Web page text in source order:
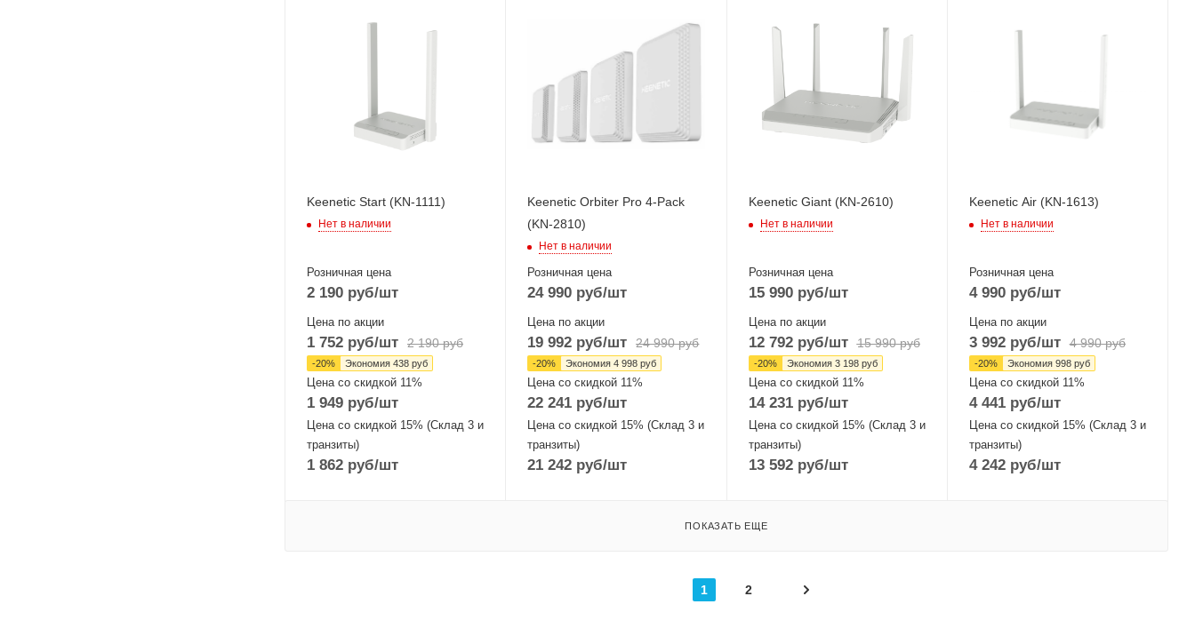
2.4 ГГц 802.11b/g/n
MIMO2x2
Keenetic Start (KN-1111)
Нет в наличии
Розничная цена
2 190 руб/шт
Цена по акции
1 752 руб/шт 2 190руб
-20% Экономия 438 руб
Цена со скидкой 11%
1 949 руб/шт
Цена со скидкой 15% (Склад 3 и
транзиты)
1 862 руб/шт
Keenetic Orbiter Pro 4-Pack
(KN-2810)
Нет в наличии
Розничная цена
24 990 руб/шт
Цена по акции
19 992 руб/шт 24 990руб
-20% Экономия4 998 руб
Цена со скидкой 11%
22 241 руб/шт
Цена со скидкой 15% (Склад 3 и
транзиты)
21 242 руб/шт
интерфейсы
8xGigabit, 1xCombo
(Gigabit или SFP)
Wi-Fi интерфейсы
Два: 5 ГГц
MIMO2x2
Keenetic Giant (KN-2610)
Нет в наличии
Розничная цена
15 990руб/шт
Цена по акции
12 792руб/шт 15 990руб
-20% Экономия 3 198руб
Цена со скидкой 11%
14 231руб/шт
Цена со скидкой 15% (Склад 3 и
транзиты)
13 592руб/шт
Wi-Fi интерфейсы
Два: 5 ГГц
MIMO2x2
Keenetic Air (KN-1613)
Нет в наличии
Розничная цена
4 990руб/шт
Цена по акции
3 992руб/шт 4 990руб
-20% Экономия 998руб
Цена со скидкой 11%
4 441руб/шт
Цена со скидкой 15% (Склад 3 и
транзиты)
4 242руб/шт
ПОКАЗАТЬ ЕЩЕ
1 2